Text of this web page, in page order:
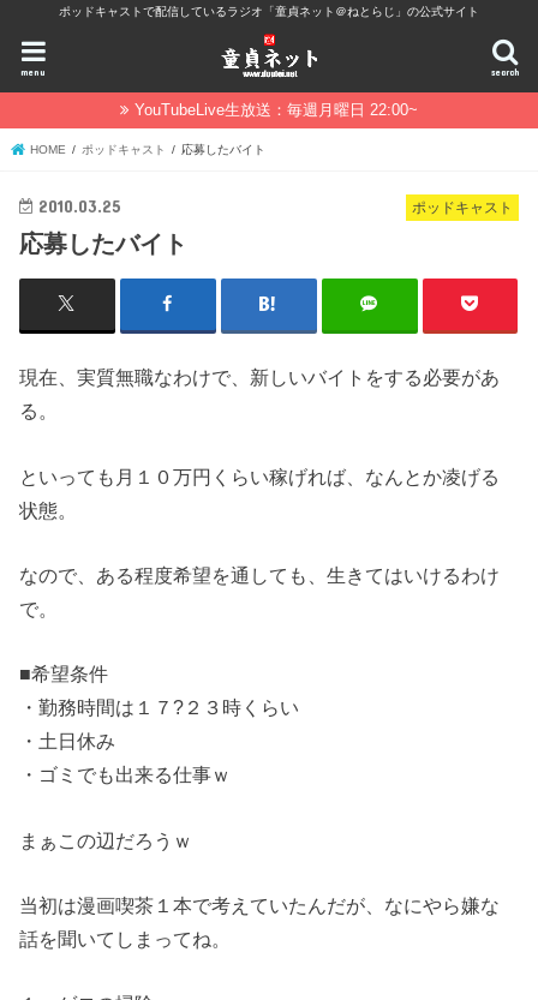
ポッドキャストで配信しているラジオ「童貞ネット＠ねとらじ」の公式サイト
search
menu
YouTubeLive生放送：毎週月曜日 22:00~
HOME ポッドキャスト 応募したバイト
ポッドキャスト
2010.03.25
応募したバイト
現在、実質無職なわけで、新しいバイトをする必要があ
る。
といっても月１０万円くらい稼げれば、なんとか凌げる
状態。
なので、ある程度希望を通しても、生きてはいけるわけ
で。
■希望条件
・勤務時間は１７?２３時くらい
・土日休み
・ゴミでも出来る仕事ｗ
まぁこの辺だろうｗ
当初は漫画喫茶１本で考えていたんだが、なにやら嫌な
話を聞いてしまってね。